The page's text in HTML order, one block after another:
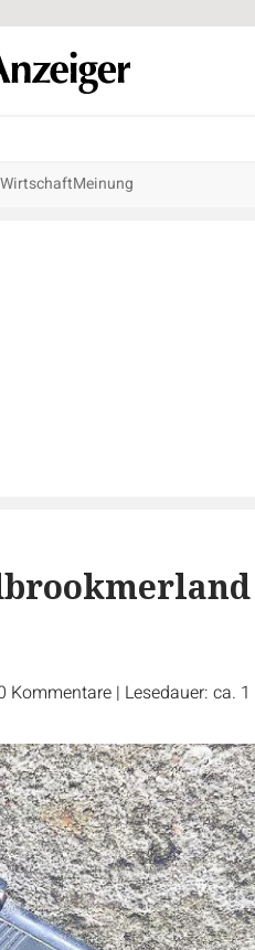
WirtschaftMeinung
Kommentare | Lesedauer: ca.